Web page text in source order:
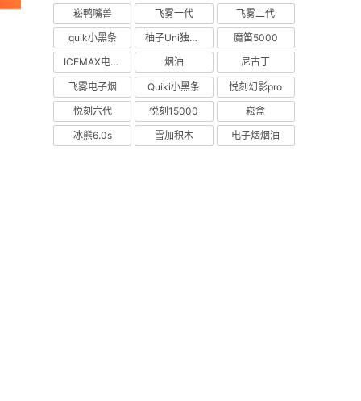
崧鸭嘴兽 飞雾一代 飞雾二代
quik小黑条 柚子Uni独角兽 魔笛5000
ICEMAX电子烟 烟油 尼古丁
飞雾电子烟 Quiki小黑条 悦刻幻影pro
悦刻六代 悦刻15000 崧盒
冰熊6.0s 雪加积木 电子烟烟油